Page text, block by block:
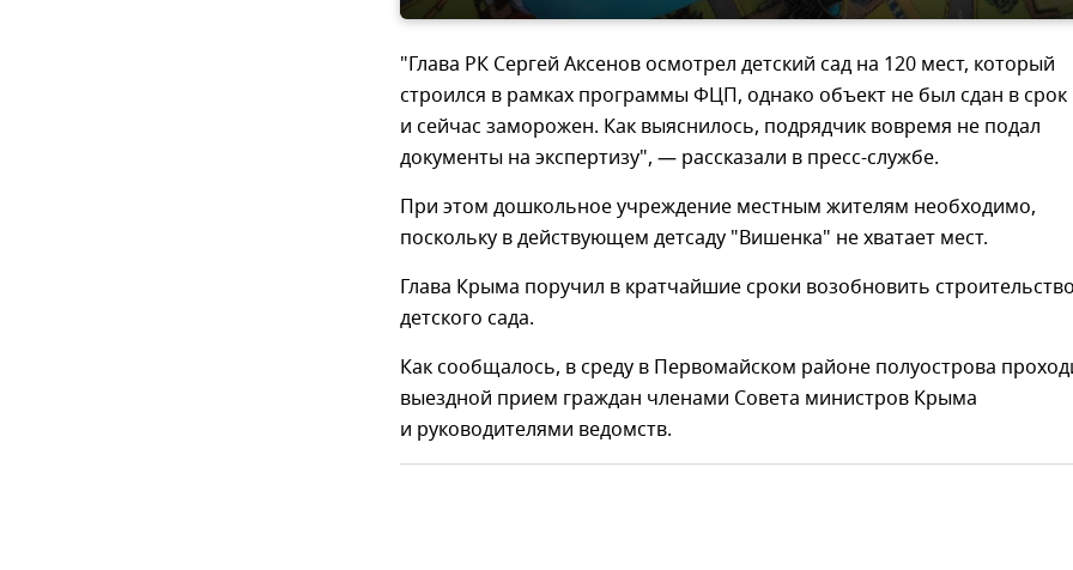
"Глава РК Сергей Аксенов осмотрел детский сад на 120 мест, который
строился в рамках программы ФЦП, однако объект не был сдан в срок
и сейчас заморожен. Как выяснилось, подрядчик вовремя не подал
документы на экспертизу", — рассказали в пресс-службе.
При этом дошкольное учреждение местным жителям необходимо,
поскольку в действующем детсаду "Вишенка" не хватает мест.
Глава Крыма поручил в кратчайшие сроки возобновить
детского сада.
Как сообщалось, в среду в Первомайском районе полуострова
выездной прием граждан членами Совета министров Крыма
и руководителями ведомств.